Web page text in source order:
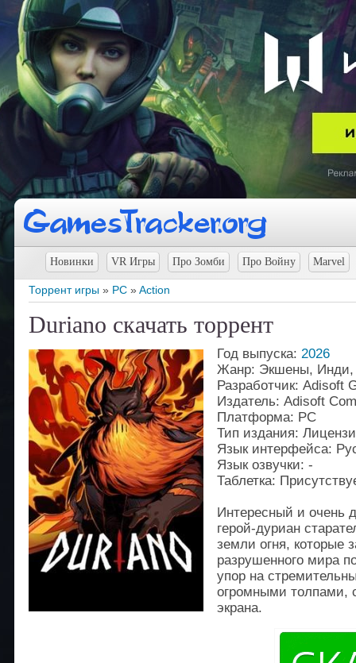
Новинки VR Игры Про Зомби Про Войну Marvel
Торрент игры » PC »Action
Duriano скачать торрент
Год выпуска: 2026
Жанр: Экшены, Инди,
Разработчик: Adisoft
Издатель: Adisoft
Платформа: PC
Тип издания:
Язык интерфейса:
Язык озвучки: -
Таблетка:
Интересный и очень
герой-дуриан
земли огня, которые
разрушенного мира
упор на
огромными толпами,
экрана.